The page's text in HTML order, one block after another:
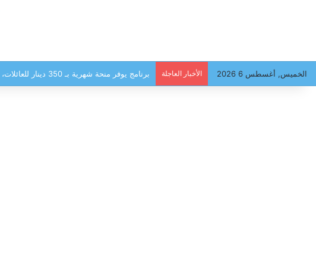
الخميس, أغسطس 6 2026 الأخبار العاجلة برنامج يوفر منحة شهرية بـ 350 دينار للعائلات، وهذه أبرز الشروط للانتفاع …